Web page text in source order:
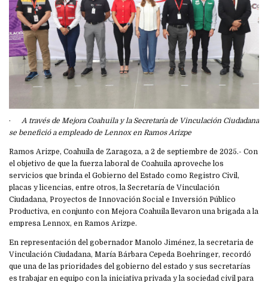
· A través de Mejora Coahuila y la Secretaría de Vinculación Ciudadana
se benefició a empleado de Lennox en Ramos Arizpe
Ramos Arizpe, Coahuila de Zaragoza, a 2 de septiembre de 2025.- Con
el objetivo de que la fuerza laboral de Coahuila aproveche los
servicios que brinda el Gobierno del Estado como Registro Civil,
placas y licencias, entre otros, la Secretaría de Vinculación
Ciudadana, Proyectos de Innovación Social e Inversión Público
Productiva, en conjunto con Mejora Coahuila llevaron una brigada a la
empresa Lennox, en Ramos Arizpe.
En representación del gobernador Manolo Jiménez, la secretaria de
Vinculación Ciudadana, María Bárbara Cepeda Boehringer, recordó
que una de las prioridades del gobierno del estado y sus secretarías
es trabajar en equipo con la iniciativa privada y la sociedad civil para